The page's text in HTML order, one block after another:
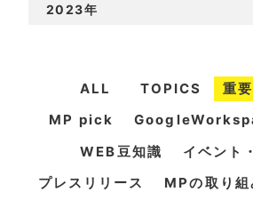
2023年
ALL TOPICS
重
MP pick
WEB豆知識
イベント
プレスリリース
MPの取り組